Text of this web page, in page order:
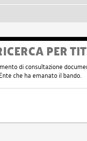
PER
di consultazione
che ha emanato il bando.